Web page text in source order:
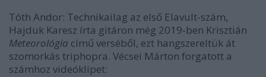
Tóth Andor: Technikailag az első Elavult-szám,
Hajduk Karesz írta gitáron még 2019-ben Krisztián
Meteorológia című verséből, ezt hangszereltük át
szomorkás triphopra. Vécsei Márton forgatott a
számhoz videóklipet: